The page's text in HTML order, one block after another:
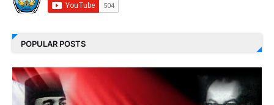
POPULAR POSTS